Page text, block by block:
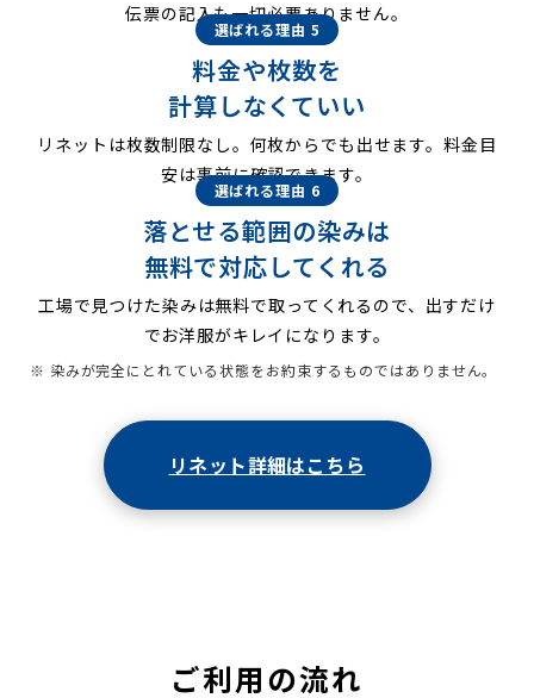
伝票の記入も一切必要ありません。
選ばれる理由 5
料金や枚数を
計算しなくていい
リネットは枚数制限なし。何枚からでも出せます。料金目
安は事前に確認できます。
選ばれる理由 6
落とせる範囲の染みは
無料で対応してくれる
工場で見つけた染みは無料で取ってくれるので、出すだけ
でお洋服がキレイになります。
※ 染みが完全にとれている状態をお約束するものではありません。
リネット詳細はこちら
ご利用の流れ